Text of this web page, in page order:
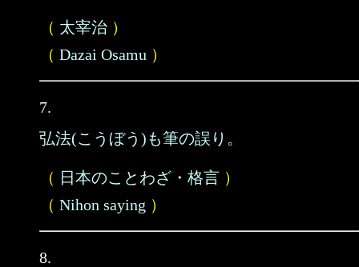
（ 太宰治 ）
（ Dazai Osamu ）
7.
弘法(こうぼう)も筆の誤り。
（ 日本のことわざ・格言 ）
（ Nihon saying ）
8.